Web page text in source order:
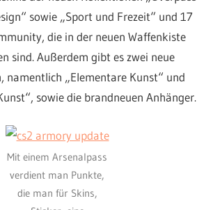
sowie „Sport und Frezeit“ und 17
die in der neuen Waffenkiste
sind. Außerdem gibt es zwei neue
namentlich „Elementare Kunst“ und
sowie die brandneuen Anhänger.
Mit einem Arsenalpass
verdient man Punkte,
die man für Skins,